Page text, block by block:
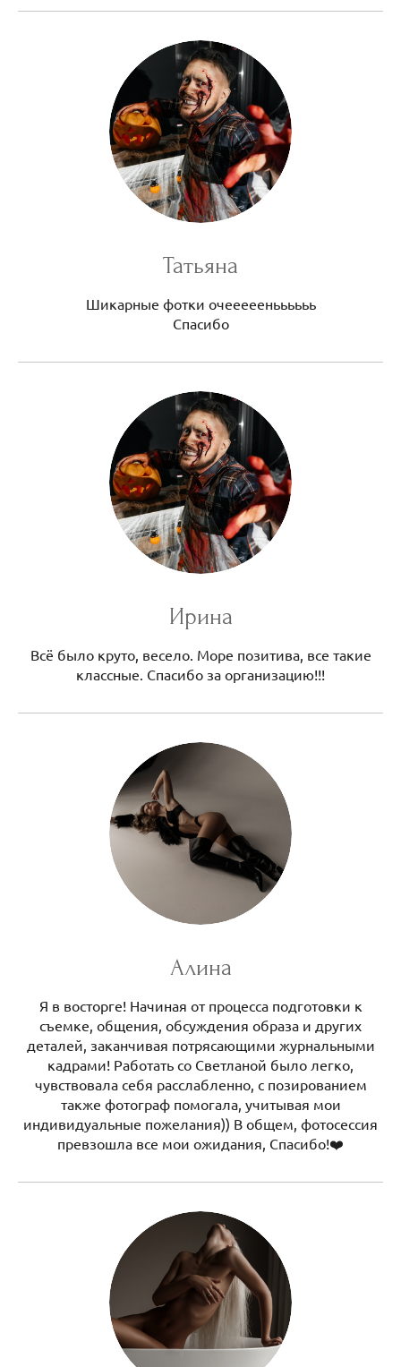
Татьяна
Шикарные фотки очеееееньььььь
Спасибо
Ирина
Всё было круто, весело. Море позитива, все такие
классные. Спасибо за организацию!!!
Алина
Я в восторге! Начиная от процесса подготовки к
съемке, общения, обсуждения образа и других
деталей, заканчивая потрясающими журнальными
кадрами! Работать со Светланой было легко,
чувствовала себя расслабленно, с позированием
также фотограф помогала, учитывая мои
индивидуальные пожелания)) В общем, фотосессия
превзошла все мои ожидания, Спасибо!❤️